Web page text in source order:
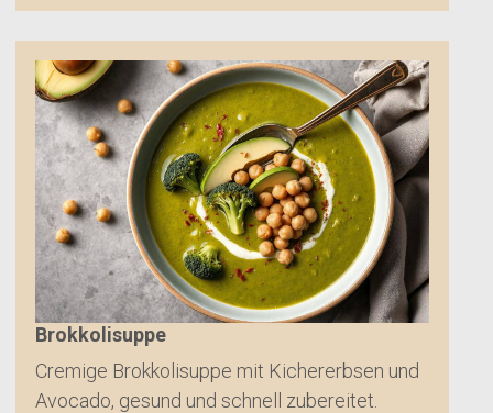
Brokkolisuppe
Cremige Brokkolisuppe mit Kichererbsen und
Avocado, gesund und schnell zubereitet.